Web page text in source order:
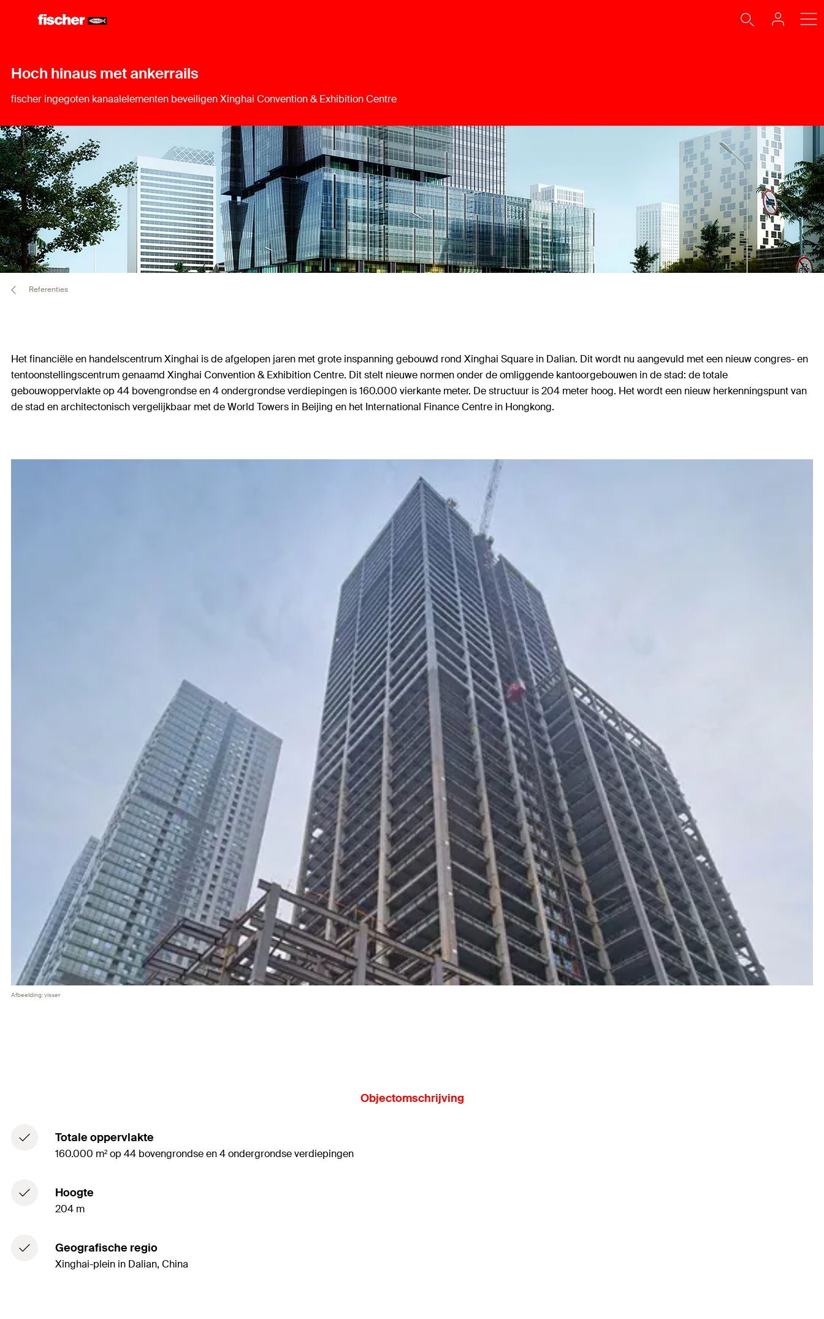
Hoch hinaus met ankerrails
fischer ingegoten kanaalelementen beveiligen Xinghai Convention & Exhibition Centre
Referenties
Het financiële en handelscentrum Xinghai is de afgelopen jaren met grote inspanning gebouwd rond Xinghai Square in Dalian. Dit wordt nu aangevuld met een nieuw congres- en
tentoonstellingscentrum genaamd Xinghai Convention & Exhibition Centre. Dit stelt nieuwe normen onder de omliggende kantoorgebouwen in de stad: de totale
gebouwoppervlakte op 44 bovengrondse en 4 ondergrondse verdiepingen is 160.000 vierkante meter. De structuur is 204 meter hoog. Het wordt een nieuw herkenningspunt van
de stad en architectonisch vergelijkbaar met de World Towers in Beijing en het International Finance Centre in Hongkong.
Afbeelding: visser
Objectomschrijving
Totale oppervlakte
160.000 m² op 44 bovengrondse en 4 ondergrondse verdiepingen
Hoogte
204 m
Geografische regio
Xinghai-plein in Dalian, China